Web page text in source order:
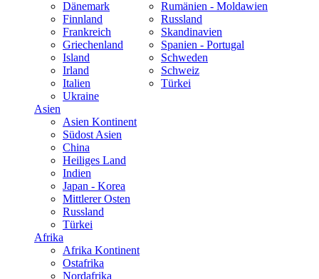
Dänemark
Finnland
Frankreich
Griechenland
Island
Irland
Italien
Rumänien - Moldawien
Russland
Skandinavien
Spanien - Portugal
Schweden
Schweiz
Türkei
Ukraine
Asien
Asien Kontinent
Südost Asien
China
Heiliges Land
Indien
Japan - Korea
Mittlerer Osten
Russland
Türkei
Afrika
Afrika Kontinent
Ostafrika
Nordafrika